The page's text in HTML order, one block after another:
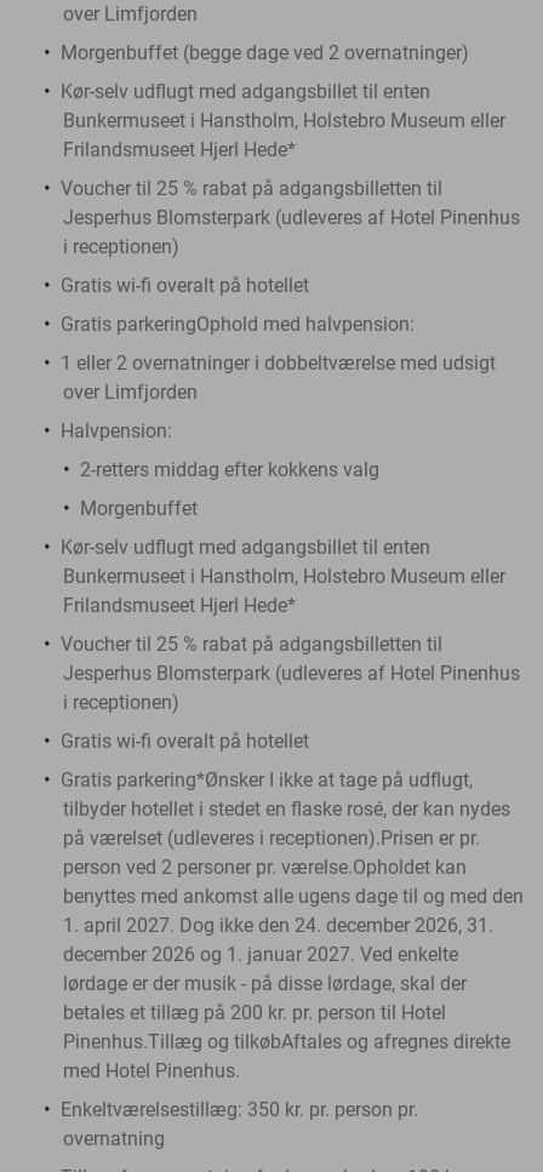
over Limfjorden
Morgenbuffet (begge dage ved 2 overnatninger)
Kør-selv udflugt med adgangsbillet til enten
Bunkermuseet i Hanstholm, Holstebro Museum eller
Frilandsmuseet Hjerl Hede*
Voucher til 25 % rabat på adgangsbilletten til
Jesperhus Blomsterpark (udleveres af Hotel Pinenhus
i receptionen)
Gratis wi-fi overalt på hotellet
Gratis parkeringOphold med halvpension:
1 eller 2 overnatninger i dobbeltværelse med udsigt
over Limfjorden
Halvpension:
2-retters middag efter kokkens valg
Morgenbuffet
Kør-selv udflugt med adgangsbillet til enten
Bunkermuseet i Hanstholm, Holstebro Museum eller
Frilandsmuseet Hjerl Hede*
Voucher til 25 % rabat på adgangsbilletten til
Jesperhus Blomsterpark (udleveres af Hotel Pinenhus
i receptionen)
Gratis wi-fi overalt på hotellet
Gratis parkering*Ønsker I ikke at tage på udflugt,
tilbyder hotellet i stedet en flaske rosé, der kan nydes
på værelset (udleveres i receptionen).Prisen er pr.
person ved 2 personer pr. værelse.Opholdet kan
benyttes med ankomst alle ugens dage til og med den
1. april 2027. Dog ikke den 24. december 2026, 31.
december 2026 og 1. januar 2027. Ved enkelte
lørdage er der musik - på disse lørdage, skal der
betales et tillæg på 200 kr. pr. person til Hotel
Pinenhus.Tillæg og tilkøbAftales og afregnes direkte
med Hotel Pinenhus.
Enkeltværelsestillæg: 350 kr. pr. person pr.
overnatning